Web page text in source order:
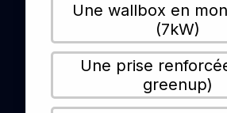
Une wallbox en
(7kW)
Une prise
greenup)